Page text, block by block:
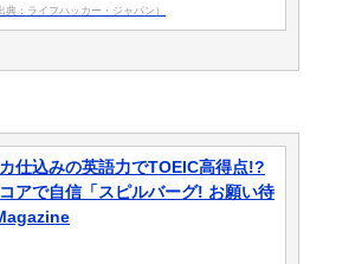
典：ライフハッカー・ジャパン）
仕込みの英語力でTOEIC高得点!?
アで自信「スピルバーグ! お願い待